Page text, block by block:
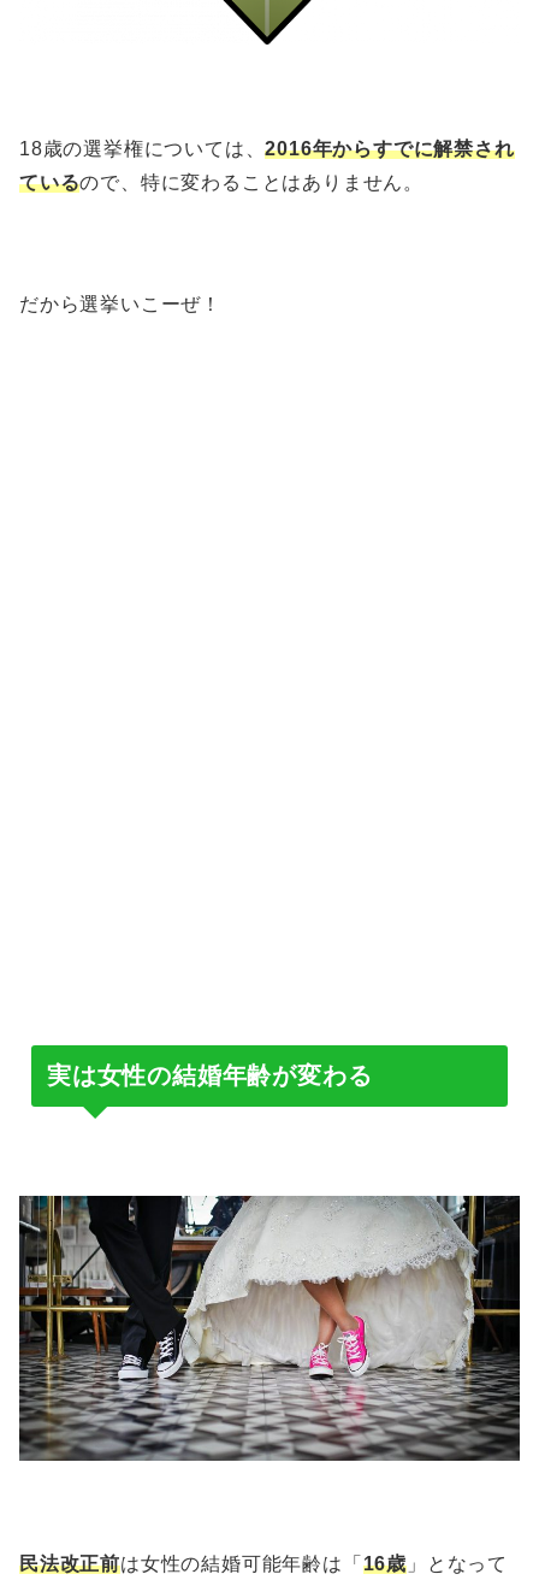
18歳の選挙権については、2016年からすでに解禁され
ているので、特に変わることはありません。
だから選挙いこーぜ！
実は女性の結婚年齢が変わる
民法改正前は女性の結婚可能年齢は「 16歳 」となって